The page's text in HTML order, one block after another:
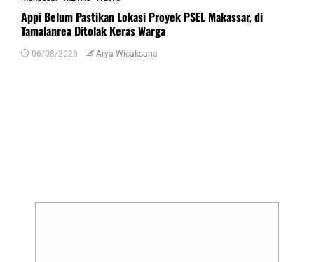
Appi Belum Pastikan Lokasi Proyek PSEL Makassar, di
Tamalanrea Ditolak Keras Warga
06/08/2026 Arya Wicaksana